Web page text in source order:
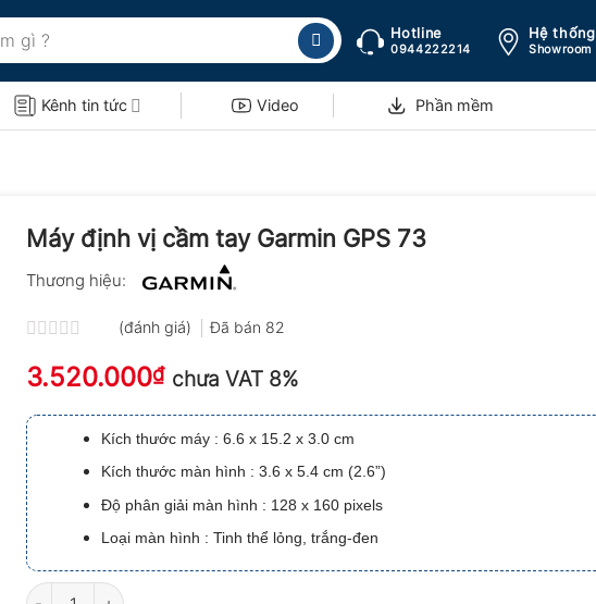
Hotline
0944222214
Hệ thống
Showroom
Kênh tin tức Video Phần mềm
Máy định vị cầm tay Garmin GPS 73
Thương hiệu:
xếp
hạng
5
sao
(đánh giá) Đã bán 82
3.520.000₫ chưa VAT 8%
Kích thước máy : 6.6 x 15.2 x 3.0 cm
Kích thước màn hình : 3.6 x 5.4 cm (2.6”)
Độ phân giải màn hình : 128 x 160 pixels
Loại màn hình : Tinh thể lỏng, trắng-đen
Máy định vị cầm tay Garmin GPS 73 số lượng